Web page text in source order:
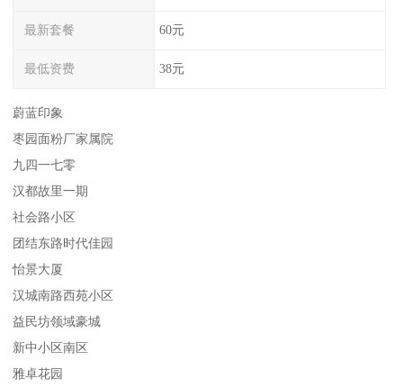
最新套餐 60元
最低资费 38元
蔚蓝印象
枣园面粉厂家属院
九四一七零
汉都故里一期
社会路小区
团结东路时代佳园
怡景大厦
汉城南路西苑小区
益民坊领域豪城
新中小区南区
雅卓花园